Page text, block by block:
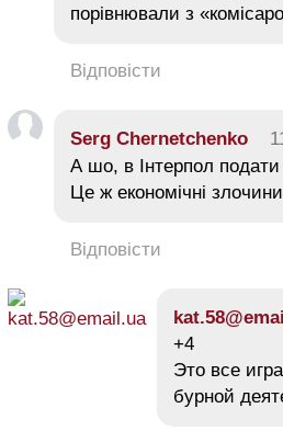
порівнювали з
Відповісти
Serg Chernetchenko
А шо, в Інтерпол
Це ж економічні
Відповісти
+4
Это все
бурной